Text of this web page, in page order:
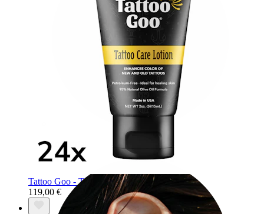
Industrial
Tattoo Goo - Tattoo Pflege Lotion
119,00 €